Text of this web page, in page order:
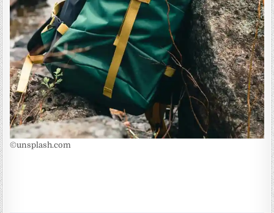
©unsplash.com